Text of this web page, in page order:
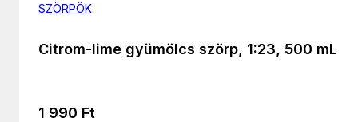
SZÖRPÖK
Citrom-lime gyümölcs szörp, 1:23, 500 mL
1 990 Ft